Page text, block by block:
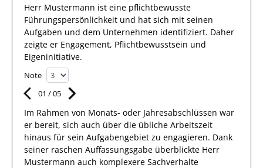
Herr Mustermann ist eine pflichtbewusste
Führungspersönlichkeit und hat sich mit seinen
Aufgaben und dem Unternehmen identifiziert. Daher
zeigte er Engagement, Pflichtbewusstsein und
Eigeninitiative.
Note
01 /05
Im Rahmen von Monats- oder Jahresabschlüssen war
er bereit, sich auch über die übliche Arbeitszeit
hinaus für sein Aufgabengebiet zu engagieren. Dank
seiner raschen Auffassungsgabe überblickte Herr
Mustermann auch komplexere Sachverhalte